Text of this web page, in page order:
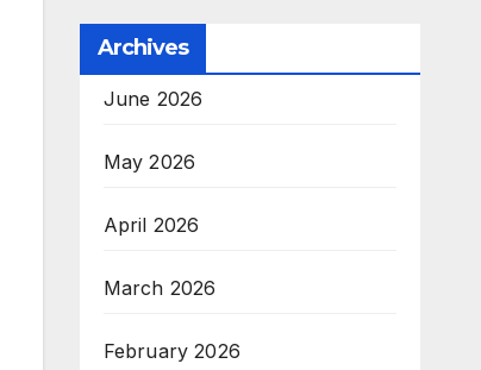
Archives
June 2026
May 2026
April 2026
March 2026
February 2026